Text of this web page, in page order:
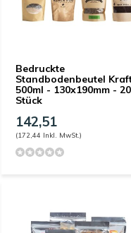
Bedruckte
Standbodenbeutel
500ml - 130x190mm -
Stück
142,51
(172,44 Inkl. MwSt.)